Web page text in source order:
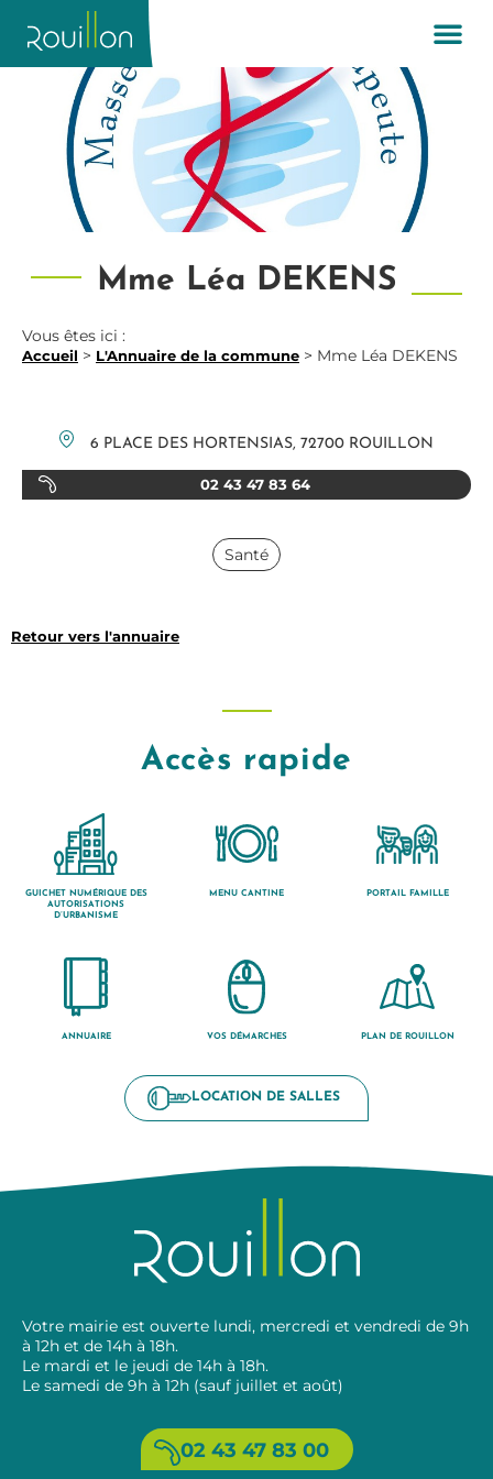
Mme Léa DEKENS
Vous êtes ici :
Accueil > L'Annuaire de la commune > Mme Léa DEKENS
6 PLACE DES HORTENSIAS, 72700 ROUILLON
02 43 47 83 64
Santé
Retour vers l'annuaire
Accès rapide
GUICHET NUMÉRIQUE DES
AUTORISATIONS
D’URBANISME
MENU CANTINE PORTAIL FAMILLE
ANNUAIRE VOS DÉMARCHES PLAN DE ROUILLON
LOCATION DE SALLES
Votre mairie est ouverte lundi, mercredi et vendredi de 9h
à 12h et de 14h à 18h.
Le mardi et le jeudi de 14h à 18h.
Le samedi de 9h à 12h (sauf juillet et août)
02 43 47 83 00